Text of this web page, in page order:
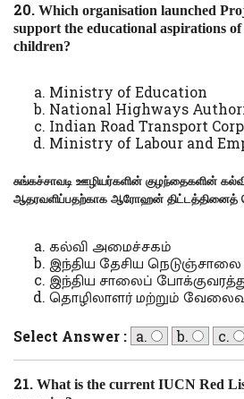
20.Which organisation launched
support the educational aspirations of
children?
Ministry of Education
National Highways
Indian Road Transport
Ministry of Labour and
சுங்கச்சாவடி ஊழியர்களின் குழந்தைகளின்
ஆதரவளிப்பதற்காக ஆரோஹன் திட்டத்தினைத்
கல்வி அமைச்சகம்
இந்திய தேசிய
இந்திய சாலைப்
தொழிலாளர் மற்றும்
Select Answer : a. b. c.
21.What is the current IUCN Red